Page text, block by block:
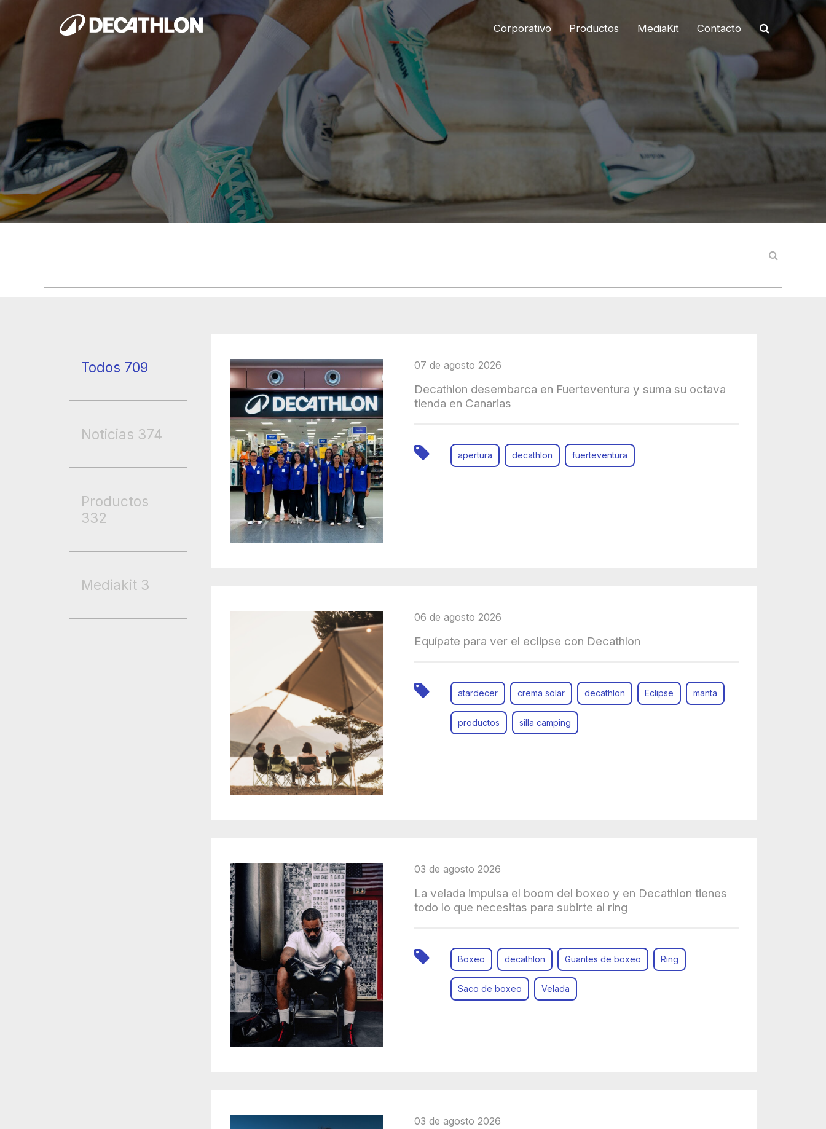
Corporativo Productos MediaKit Contacto
Todos 709
Noticias 374
Productos
332
Mediakit 3
07 de agosto 2026
Decathlon desembarca en Fuerteventura y suma su octava
tienda en Canarias
apertura decathlon fuerteventura
06 de agosto 2026
Equípate para ver el eclipse con Decathlon
atardecer crema solar decathlon Eclipse manta
productos silla camping
03 de agosto 2026
La velada impulsa el boom del boxeo y en Decathlon tienes
todo lo que necesitas para subirte al ring
Boxeo decathlon Guantes de boxeo Ring
Saco de boxeo Velada
03 de agosto 2026